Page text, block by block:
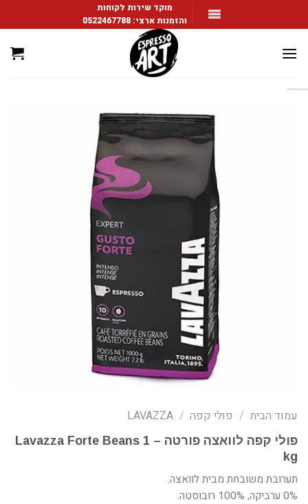
to
מוקד שירות לקוחות
והזמנות ארצי:0522467788
עמוד הבית / פולי קפה /
LAVAZZA
פולי קפה לוואצה פורטה – Lavazza Forte Beans 1
kg
תערובת משובחת מבית לוואצה.
0% ערביקה, 100% רובוסטה.